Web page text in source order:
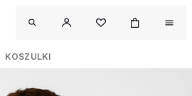
KOSZULKI